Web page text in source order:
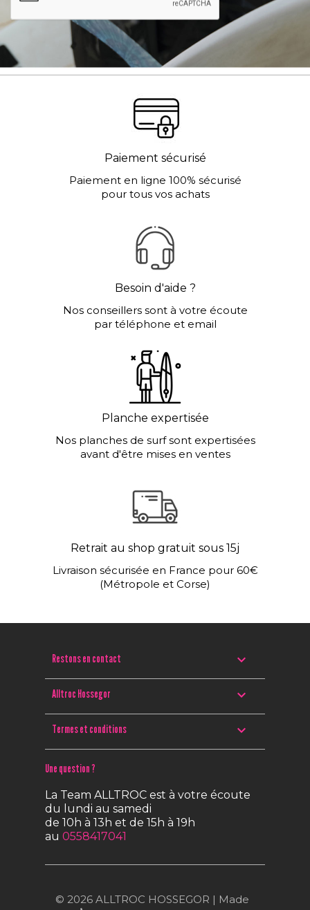
Paiement sécurisé
Paiement en ligne 100% sécurisé
pour tous vos achats
Besoin d'aide ?
Nos conseillers sont à votre écoute
par téléphone et email
Planche expertisée
Nos planches de surf sont expertisées
avant d'être mises en ventes
Retrait au shop gratuit sous 15j
Livraison sécurisée en France pour 60€
(Métropole et Corse)
Restons en contact 
Alltroc Hossegor 
Termes et conditions 
Une question ?
La Team ALLTROC est à votre écoute
du lundi au samedi
de 10h à 13h et de 15h à 19h
au 0558417041
© 2026 ALLTROC HOSSEGOR | Made